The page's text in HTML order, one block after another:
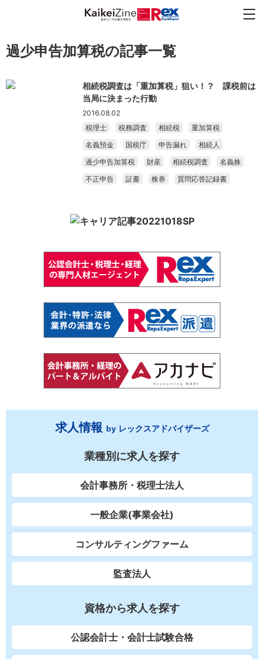
過少申告加算税の記事一覧
相続税調査は「重加算税」狙い！？ 課税前は
当局に決まった行動
2016.08.02
税理士
税務調査 相続税
重加算税
名義預金
国税庁 申告漏れ
相続人
過少申告加算税
財産 相続税調査
名義株
不正申告
証書 株券 質問応答記録書
求人情報 by レックスアドバイザーズ
業種別に求人を探す
会計事務所・税理士法人
一般企業(事業会社)
コンサルティングファーム
監査法人
資格から求人を探す
公認会計士・会計士試験合格